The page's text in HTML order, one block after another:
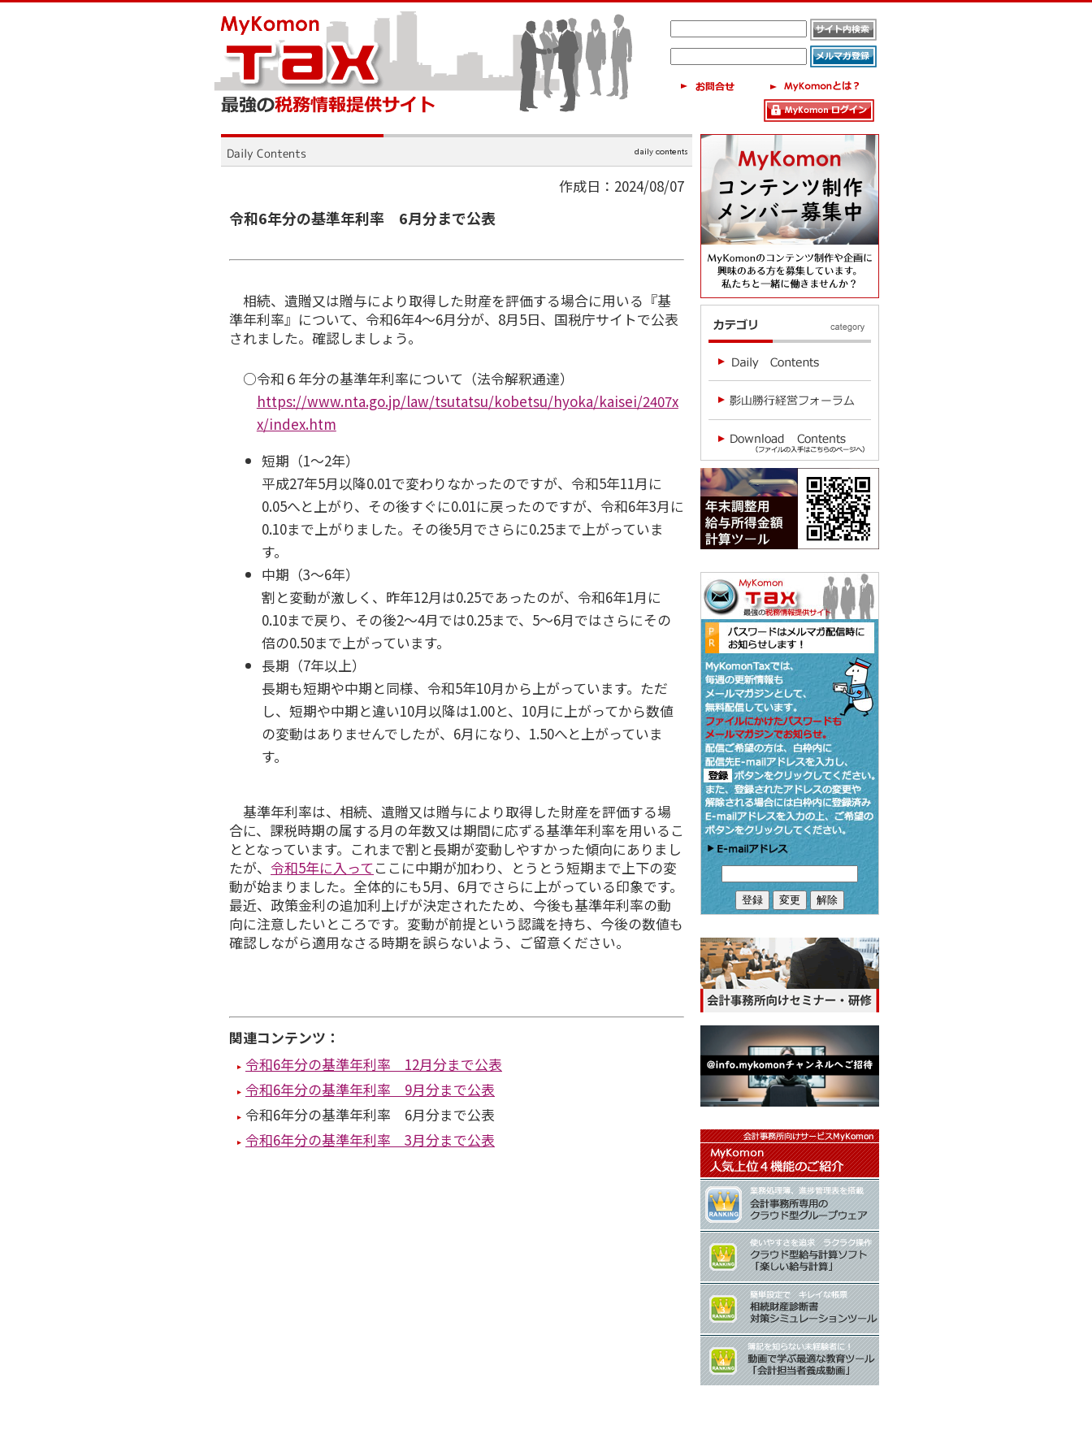
作成日：2024/08/07
令和6年分の基準年利率 6月分まで公表
相続、遺贈又は贈与により取得した財産を評価する場合に用いる『基
準年利率』について、令和6年4～6月分が、8月5日、国税庁サイトで公表
されました。確認しましょう。
○令和６年分の基準年利率について（法令解釈通達）
https://www.nta.go.jp/law/tsutatsu/kobetsu/hyoka/kaisei/2407x
x/index.htm
短期（1～2年）
平成27年5月以降0.01で変わりなかったのですが、令和5年11月に
0.05へと上がり、その後すぐに0.01に戻ったのですが、令和6年3月に
0.10まで上がりました。その後5月でさらに0.25まで上がっていま
す。
中期（3～6年）
割と変動が激しく、昨年12月は0.25であったのが、令和6年1月に
0.10まで戻り、その後2～4月では0.25まで、5～6月ではさらにその
倍の0.50まで上がっています。
長期（7年以上）
長期も短期や中期と同様、令和5年10月から上がっています。ただ
し、短期や中期と違い10月以降は1.00と、10月に上がってから数値
の変動はありませんでしたが、6月になり、1.50へと上がっていま
す。
基準年利率は、相続、遺贈又は贈与により取得した財産を評価する場
合に、課税時期の属する月の年数又は期間に応ずる基準年利率を用いるこ
ととなっています。これまで割と長期が変動しやすかった傾向にありまし
たが、 令和5年に入ってここに中期が加わり、とうとう短期まで上下の変
動が始まりました。全体的にも5月、6月でさらに上がっている印象です。
最近、政策金利の追加利上げが決定されたため、今後も基準年利率の動
向に注意したいところです。変動が前提という認識を持ち、今後の数値も
確認しながら適用なさる時期を誤らないよう、ご留意ください。
関連コンテンツ：
令和6年分の基準年利率 12月分まで公表
令和6年分の基準年利率 9月分まで公表
令和6年分の基準年利率 6月分まで公表
令和6年分の基準年利率 3月分まで公表